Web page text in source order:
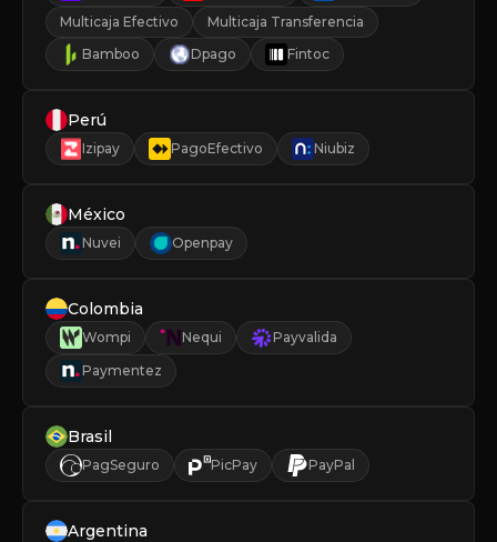
Multicaja Efectivo
Multicaja Transferencia
Bamboo
Dpago Fintoc
Perú
Izipay PagoEfectivo Niubiz
México
Nuvei Openpay
Colombia
Wompi Nequi
Payvalida
Paymentez
Brasil
PagSeguro PicPay PayPal
Argentina